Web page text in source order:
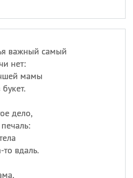
важный самый
нет:
мамы
дело,
вдаль.
Посмотреть значение
происхождение